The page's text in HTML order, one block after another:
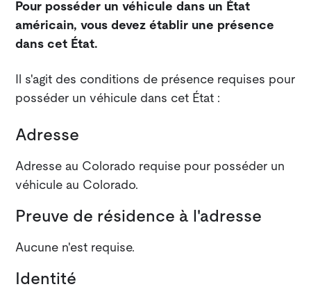
Pour posséder un véhicule dans un État
américain, vous devez établir une présence
dans cet État.
Il s'agit des conditions de présence requises pour
posséder un véhicule dans cet État :
Adresse
Adresse au Colorado requise pour posséder un
véhicule au Colorado.
Preuve de résidence à l'adresse
Aucune n'est requise.
Identité